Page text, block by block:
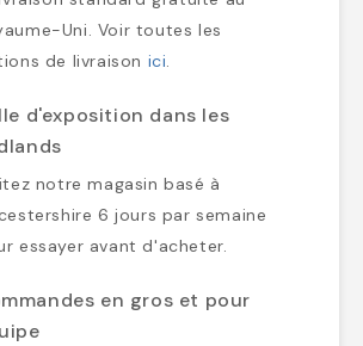
Uni. Voir toutes les
de livraison ici.
d'exposition dans les
notre magasin basé à
6 jours par semaine
essayer avant d'acheter.
en gros et pour